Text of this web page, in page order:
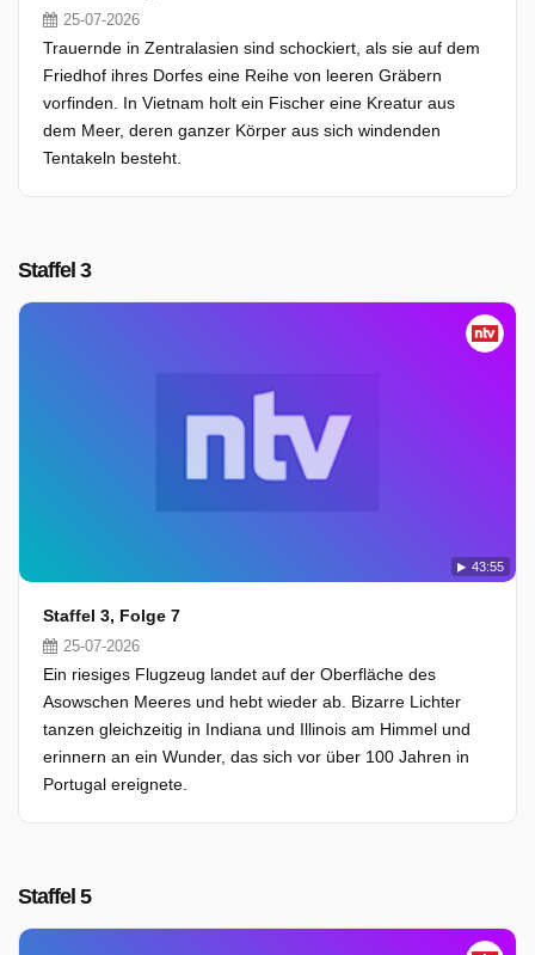
25-07-2026
Trauernde in Zentralasien sind schockiert, als sie auf dem
Friedhof ihres Dorfes eine Reihe von leeren Gräbern
vorfinden. In Vietnam holt ein Fischer eine Kreatur aus
dem Meer, deren ganzer Körper aus sich windenden
Tentakeln besteht.
Staffel 3
43:55
Staffel 3, Folge 7
25-07-2026
Ein riesiges Flugzeug landet auf der Oberfläche des
Asowschen Meeres und hebt wieder ab. Bizarre Lichter
tanzen gleichzeitig in Indiana und Illinois am Himmel und
erinnern an ein Wunder, das sich vor über 100 Jahren in
Portugal ereignete.
Staffel 5